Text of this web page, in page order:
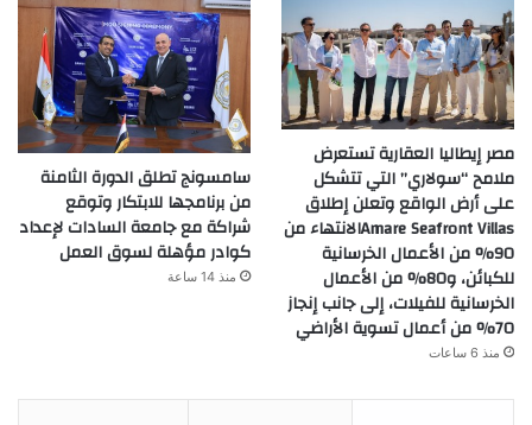
مصر إيطاليا العقارية تستعرض
ملامح “سولاري” التي تتشكل
على أرض الواقع وتعلن إطلاق
Amare Seafront Villasالانتهاء من
90% من الأعمال الخرسانية
للكبائن، و80% من الأعمال
الخرسانية للفيلات، إلى جانب إنجاز
70% من أعمال تسوية الأراضي
منذ 6 ساعات
سامسونج تطلق الدورة الثامنة
من برنامجها للابتكار وتوقع
شراكة مع جامعة السادات لإعداد
كوادر مؤهلة لسوق العمل
منذ 14 ساعة